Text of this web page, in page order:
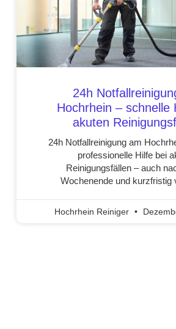
24h
Hochrhein – schnelle
akuten
24h Notfallreinigung am
professionelle Hilfe bei
Reinigungsfällen – auch
Wochenende und kurzfristig
Hochrhein Reiniger